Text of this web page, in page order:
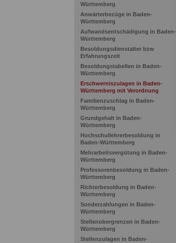
Württemberg
Anwärterbezüge in Baden-
Württemberg
Aufwandsentschädigung in Baden-
Württemberg
Besoldungsdienstalter bzw
Erfahrungszeit
Besoldungstabellen in Baden-
Württemberg
Erschwerniszulagen in Baden-
Württemberg mit Verordnung
Familienzuschlag in Baden-
Württemberg
Grundgehalt in Baden-
Württemberg
Hochschullehrerbesoldung in
Baden-Württemberg
Mehrarbeitsvergütung in Baden-
Württemberg
Professorenbesoldung in Baden-
Württemberg
Richterbesoldung in Baden-
Württemberg
Sonderzahlungen in Baden-
Württemberg
Stellenobergrenzen in Baden-
Württemberg
Stellenzulagen in Baden-